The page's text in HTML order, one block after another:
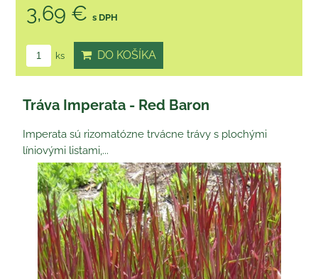
3,69 € s DPH
ks DO KOŠÍKA
Tráva Imperata - Red Baron
Imperata sú rizomatózne trvácne trávy s plochými
líniovými listami,...